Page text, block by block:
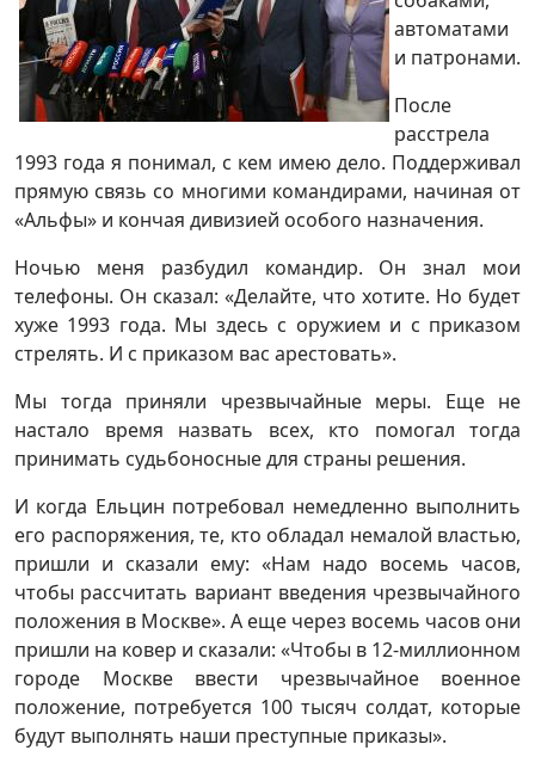
автоматами
и патронами.
После
расстрела
1993 года я понимал, с кем имею дело. Поддерживал
прямую связь со многими командирами, начиная от
«Альфы» и кончая дивизией особого назначения.
Ночью меня разбудил командир. Он знал мои
телефоны. Он сказал: «Делайте, что хотите. Но будет
хуже 1993 года. Мы здесь с оружием и с приказом
стрелять. И с приказом вас арестовать».
Мы тогда приняли чрезвычайные меры. Еще не
настало время назвать всех, кто помогал тогда
принимать судьбоносные для страны решения.
И когда Ельцин потребовал немедленно выполнить
его распоряжения, те, кто обладал немалой властью,
пришли и сказали ему: «Нам надо восемь часов,
чтобы рассчитать вариант введения чрезвычайного
положения в Москве». А еще через восемь часов они
пришли на ковер и сказали: «Чтобы в 12-миллионном
городе Москве ввести чрезвычайное военное
положение, потребуется 100 тысяч солдат, которые
будут выполнять наши преступные приказы».